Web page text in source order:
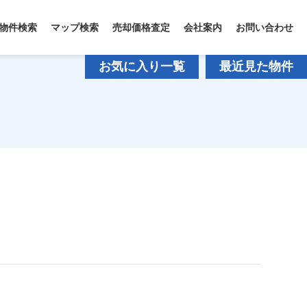
件検索 マップ検索 売却価格査定 会社案内 お問い合わせ
お気に入り一覧 最近見た物件